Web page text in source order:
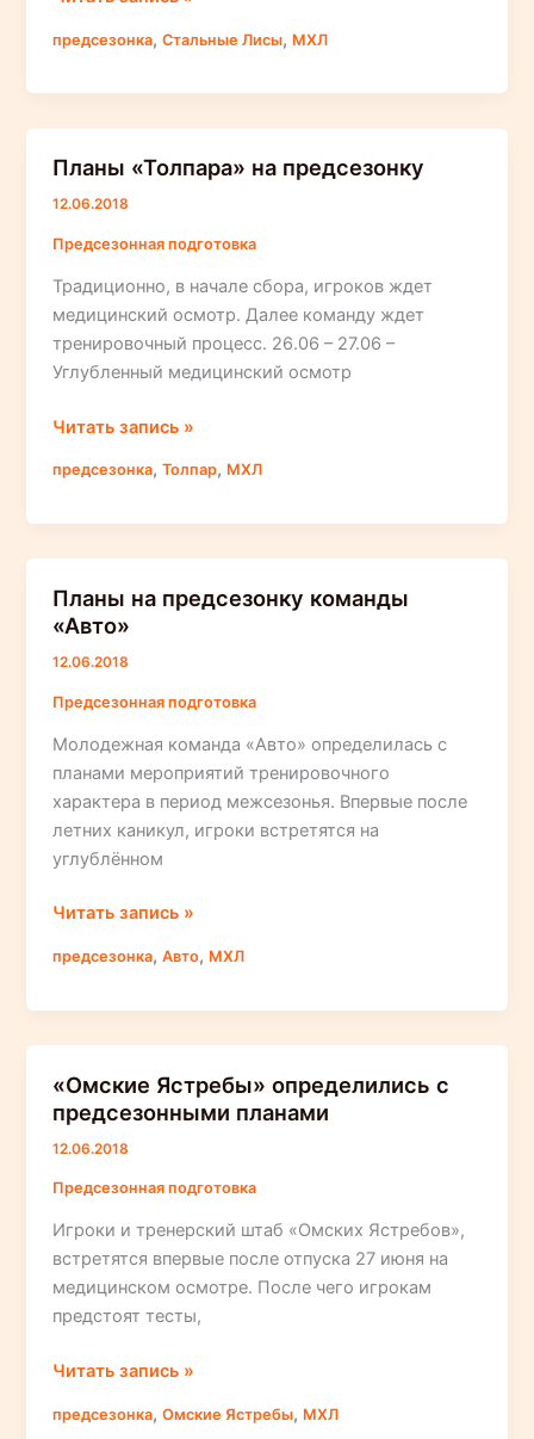
Лис»
предсезонка,Стальные Лисы, МХЛ
Планы «Толпара» на предсезонку
12.06.2018
Предсезонная подготовка
Традиционно, в начале сбора, игроков ждет
медицинский осмотр. Далее команду ждет
тренировочный процесс. 26.06 – 27.06 –
Углубленный медицинский осмотр
Планы
на
Читать запись »
предсезонка,Толпар, МХЛ
Планы на предсезонку команды
«Авто»
12.06.2018
Предсезонная подготовка
Молодежная команда «Авто» определилась с
планами мероприятий тренировочного
характера в период межсезонья. Впервые после
летних каникул, игроки встретятся на
углублённом
Планы
предсезонку
Читать запись »
предсезонка,Авто, МХЛ
«Омские Ястребы» определились с
предсезонными планами
12.06.2018
Предсезонная подготовка
Игроки и тренерский штаб «Омских Ястребов»,
встретятся впервые после отпуска 27 июня на
медицинском осмотре. После чего игрокам
предстоят тесты,
«Омские
определились
Читать запись »
предсезонка,Омские Ястребы, МХЛ